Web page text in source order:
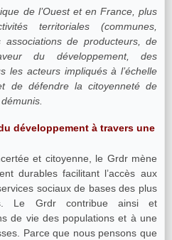
de l’Ouest et en France, plus
territoriales (communes,
associations de producteurs, de
du développement, des
les acteurs impliqués à l’échelle
de défendre la citoyenneté de
développement à travers une
et citoyenne, le Grdr mène
facilitant l’accès aux
sociaux de bases des plus
Le Grdr contribue ainsi et
de vie des populations et à une
Parce que nous pensons que